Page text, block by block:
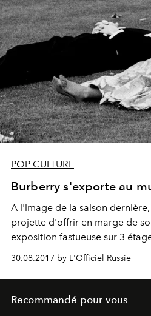
POP CULTURE
Burberry s'exporte au
A l'image de la saison
projette d'offrir en marge de
exposition fastueuse sur 3
photographie locale.
30.08.2017 by L'Officiel Russie
Recommandé pour vous